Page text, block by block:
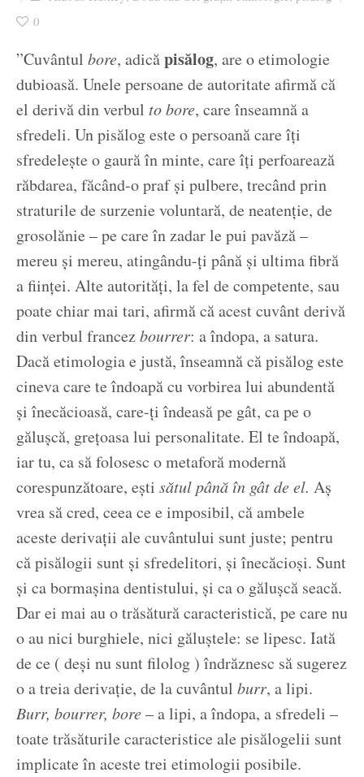
0
”Cuvântul bore, adicăpisălog, are o etimologie
dubioasă. Unele persoane de autoritate afirmă că
el derivă din verbul to bore, care înseamnă a
sfredeli. Un pisălog este o persoană care îți
sfredelește o gaură în minte, care îți perfoarează
răbdarea, făcând-o praf și pulbere, trecând prin
straturile de surzenie voluntară, de neatenție, de
grosolănie – pe care în zadar le pui pavăză –
mereu și mereu, atingându-ți până și ultima fibră
a ființei. Alte autorități, la fel de competente, sau
poate chiar mai tari, afirmă că acest cuvânt derivă
din verbul francezbourrer: a îndopa, a satura.
Dacă etimologia e justă, înseamnă că pisălog este
cineva care te îndoapă cu vorbirea lui abundentă
și înecăcioasă, care-ți îndeasă pe gât, ca pe o
gălușcă, grețoasa lui personalitate. El te îndoapă,
iar tu, ca să folosesc o metaforă modernă
corespunzătoare, ești sătul până în gât de el. Aș
vrea să cred, ceea ce e imposibil, că ambele
aceste derivații ale cuvântului sunt juste; pentru
că pisălogii sunt și sfredelitori, și înecăcioși. Sunt
și ca bormașina dentistului, și ca o gălușcă seacă.
Dar ei mai au o trăsătură caracteristică, pe care nu
o au nici burghiele, nici găluștele: se lipesc. Iată
de ce ( deși nu sunt filolog ) îndrăznesc să sugerez
o a treia derivație, de la cuvântul burr, a lipi.
Burr, bourrer, bore– a lipi, a îndopa, a sfredeli –
toate trăsăturile caracteristice ale pisălogelii sunt
implicate în aceste trei etimologii posibile.